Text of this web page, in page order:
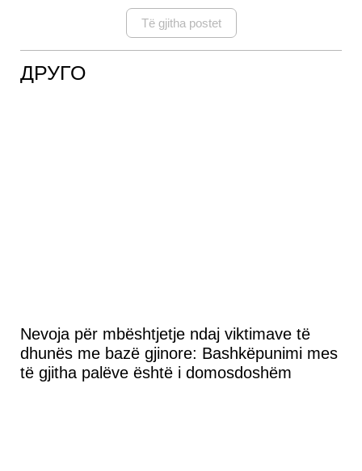
Të gjitha postet
ДРУГО
Nevoja për mbështjetje ndaj viktimave të
dhunës me bazë gjinore: Bashkëpunimi mes
të gjitha palëve është i domosdoshëm